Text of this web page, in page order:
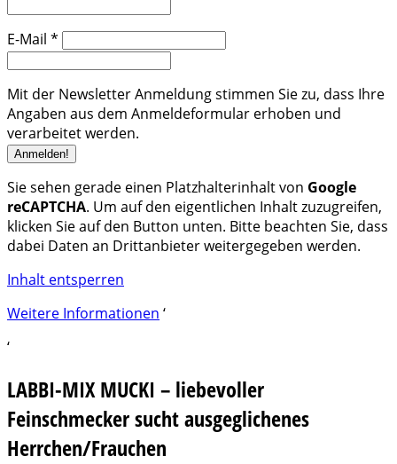
E-Mail *
Mit der Newsletter Anmeldung stimmen Sie zu, dass Ihre
Angaben aus dem Anmeldeformular erhoben und
verarbeitet werden.
Sie sehen gerade einen Platzhalterinhalt von Google
reCAPTCHA. Um auf den eigentlichen Inhalt zuzugreifen,
klicken Sie auf den Button unten. Bitte beachten Sie, dass
dabei Daten an Drittanbieter weitergegeben werden.
Inhalt entsperren
Weitere Informationen ‘
‘
LABBI-MIX MUCKI – liebevoller
Feinschmecker sucht ausgeglichenes
Herrchen/Frauchen